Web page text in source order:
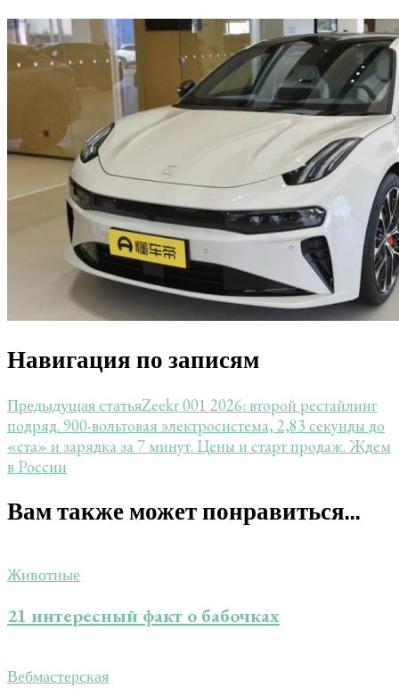
Навигация по записям
Предыдущая статьяZeekr 001 2026: второй рестайлинг
подряд. 900-вольтовая электросистема, 2,83 секунды до
«ста» и зарядка за 7 минут. Цены и старт продаж. Ждем
в России
Вам также может понравиться...
Животные
21 интересный факт о бабочках
Вебмастерская